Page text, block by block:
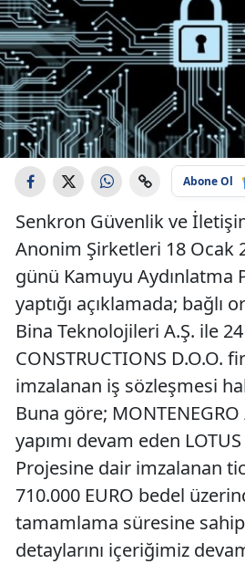
Abone Ol
Senkron Güvenlik ve
Anonim Şirketleri 18 Ocak
günü Kamuyu Aydınlatma
yaptığı açıklamada; bağlı
Bina Teknolojileri A.Ş. ile
CONSTRUCTIONS D.O.O.
imzalanan iş sözleşmesi
Buna göre;
yapımı devam eden LOTUS
Projesine dair imzalanan
710.000 EURO bedel
tamamlama süresine
detaylarını içeriğimiz